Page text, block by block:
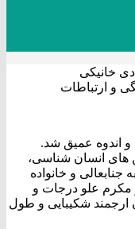
خانیکی
و ارتباطات
اندوه عمیق شد.
های انسان شناسی،
و خانواده
مکرم علو درجات و
ارجمند شکیبایی و طول